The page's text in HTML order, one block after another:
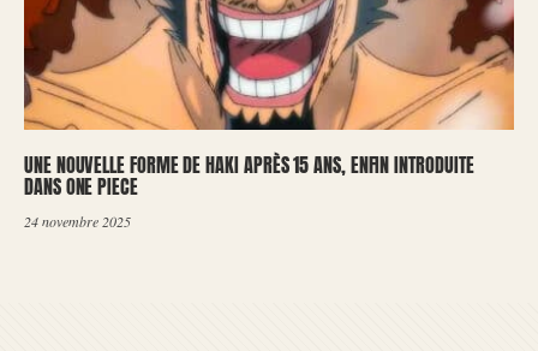
UNE NOUVELLE FORME DE HAKI APRÈS 15 ANS, ENFIN INTRODUITE
DANS ONE PIECE
24 novembre 2025